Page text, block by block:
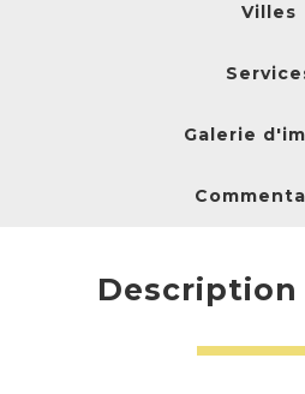
Villes
Galerie
Description